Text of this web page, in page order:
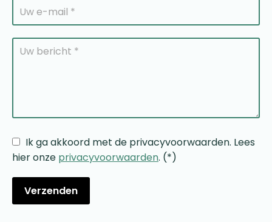
Ik ga akkoord met de privacyvoorwaarden. Lees
hier onze privacyvoorwaarden. (*)